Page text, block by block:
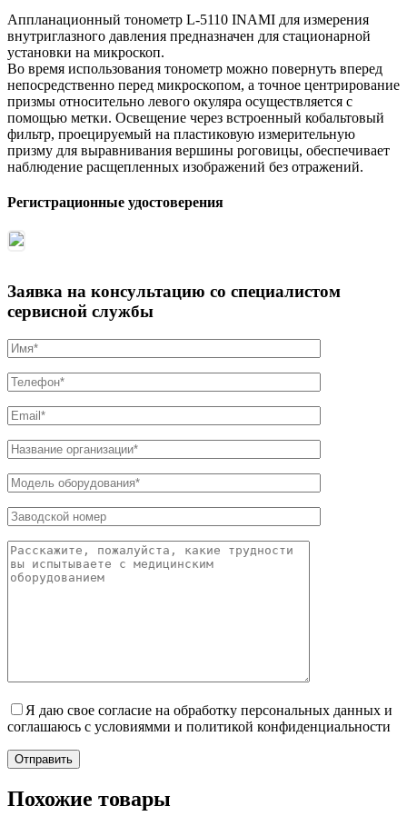
Аппланационный тонометр L-5110 INAMI для измерения
внутриглазного давления предназначен для стационарной
установки на микроскоп.
Во время использования тонометр можно повернуть вперед
непосредственно перед микроскопом, а точное центрирование
призмы относительно левого окуляра осуществляется с
помощью метки. Освещение через встроенный кобальтовый
фильтр, проецируемый на пластиковую измерительную
призму для выравнивания вершины роговицы, обеспечивает
наблюдение расщепленных изображений без отражений.
Регистрационные удостоверения
Заявка на консультацию со специалистом
сервисной службы
Я даю свое согласие на обработку персональных данных и
соглашаюсь с условиямми и политикой конфиденциальности
Отправить
Похожие товары